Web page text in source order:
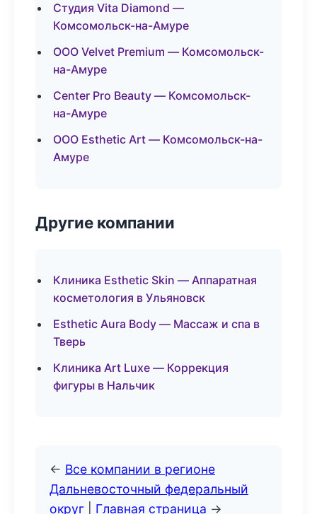
Студия Vita Diamond —
Комсомольск-на-Амуре
ООО Velvet Premium — Комсомольск-
на-Амуре
Center Pro Beauty — Комсомольск-
на-Амуре
ООО Esthetic Art — Комсомольск-на-
Амуре
Другие компании
Клиника Esthetic Skin — Аппаратная
косметология в Ульяновск
Esthetic Aura Body — Массаж и спа в
Тверь
Клиника Art Luxe — Коррекция
фигуры в Нальчик
← Все компании в регионе
Дальневосточный федеральный
округ
Главная страница →